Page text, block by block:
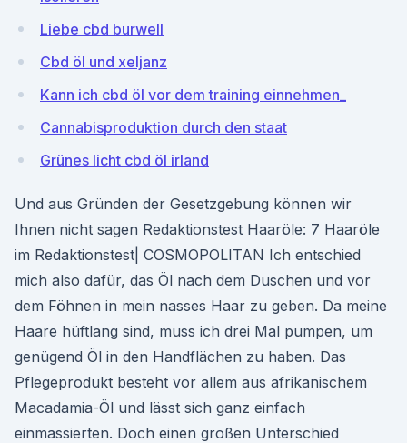
Liebe cbd burwell
Cbd öl und xeljanz
Kann ich cbd öl vor dem training einnehmen_
Cannabisproduktion durch den staat
Grünes licht cbd öl irland
Und aus Gründen der Gesetzgebung können wir
Ihnen nicht sagen Redaktionstest Haaröle: 7 Haaröle
im Redaktionstest| COSMOPOLITAN Ich entschied
mich also dafür, das Öl nach dem Duschen und vor
dem Föhnen in mein nasses Haar zu geben. Da meine
Haare hüftlang sind, muss ich drei Mal pumpen, um
genügend Öl in den Handflächen zu haben. Das
Pflegeprodukt besteht vor allem aus afrikanischem
Macadamia-Öl und lässt sich ganz einfach
einmassierten. Doch einen großen Unterschied